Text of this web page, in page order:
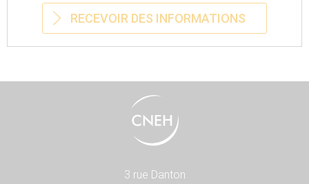
RECEVOIR DES INFORMATIONS
3 rue Danton